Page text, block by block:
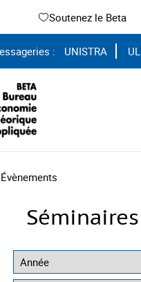
Soutenez le Beta
: UNISTRA UL
Évènements
Séminaires